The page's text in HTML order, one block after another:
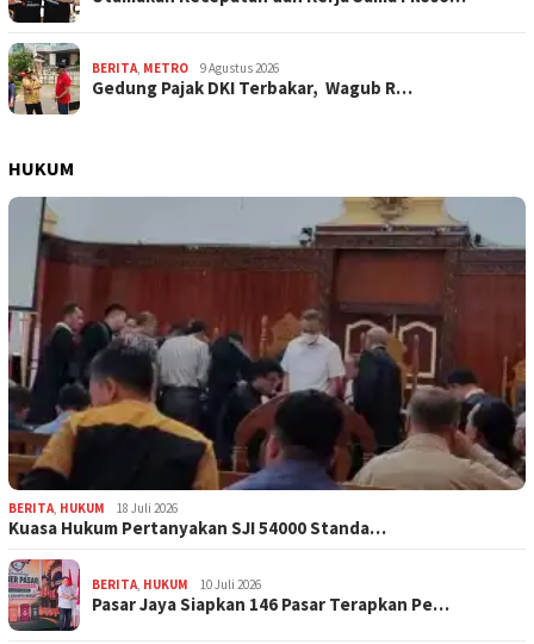
BERITA, METRO 9 Agustus 2026
Gedung Pajak DKI Terbakar, Wagub R…
HUKUM
BERITA HUKUM 18 Juli 2026
Kuasa Hukum Pertanyakan SJI 54000 Standa…
BERITA HUKUM 10 Juli 2026
Pasar Jaya Siapkan 146 Pasar Terapkan Pe…